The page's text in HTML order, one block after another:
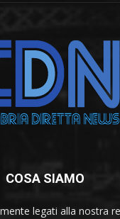
COSA SIAMO
legati alla nostra